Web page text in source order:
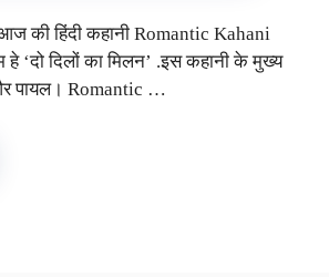
की हिंदी कहानी Romantic Kahani
‘दो दिलों का मिलन’ .इस कहानी के मुख्य
पायल। Romantic …